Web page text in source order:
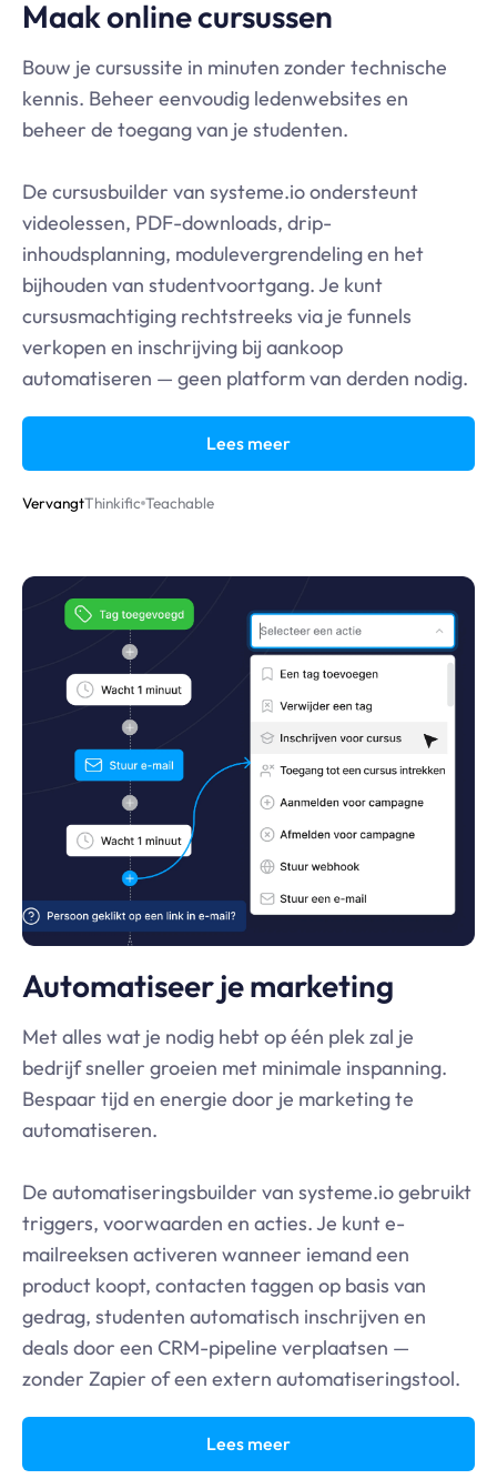
Maak online cursussen
Bouw je cursussite in minuten zonder technische
kennis. Beheer eenvoudig ledenwebsites en
beheer de toegang van je studenten.
De cursusbuilder van systeme.ioondersteunt
videolessen, PDF-downloads, drip-
inhoudsplanning, modulevergrendeling en het
bijhouden van studentvoortgang. Je kunt
cursusmachtiging rechtstreeks via je funnels
verkopen en inschrijving bij aankoop
automatiseren — geen platform van derden nodig.
Lees meer
VervangtThinkific Teachable
Automatiseer je marketing
Met alles wat je nodig hebt op één plek zal je
bedrijf sneller groeien met minimale inspanning.
Bespaar tijd en energie door je marketing te
automatiseren.
De automatiseringsbuilder van systeme.iogebruikt
triggers, voorwaarden en acties. Je kunt e-
mailreeksen activeren wanneer iemand een
product koopt, contacten taggen op basis van
gedrag, studenten automatisch inschrijven en
deals door een CRM-pipeline verplaatsen —
zonder Zapier of een extern automatiseringstool.
Lees meer